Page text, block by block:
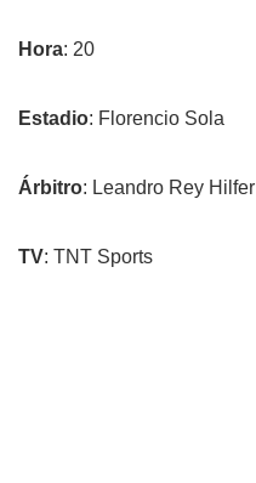
Hora: 20
Estadio: Florencio Sola
Árbitro: Leandro Rey Hilfer
TV: TNT Sports